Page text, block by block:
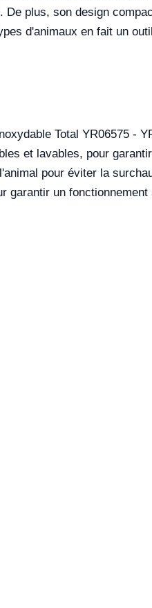
plus, son design
d'animaux en fait un
Total YR06575 -
et lavables, pour
pour éviter la
garantir un fonctionnement